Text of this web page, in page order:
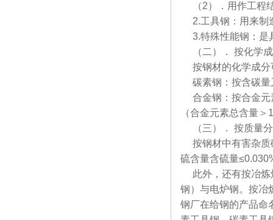
（2）．用作工程
2.工具钢：用来制
3.特殊性能钢：是
（二）． 按化学
按钢材的化学成分
碳素钢：按含碳量
合金钢：按合金元
（合金元素总含量
（三）． 按质量
按钢材中有害杂质
硫含量含硫量
此外，还有按冶炼
钢）与电炉钢。按冶
钢厂在给钢的产品命